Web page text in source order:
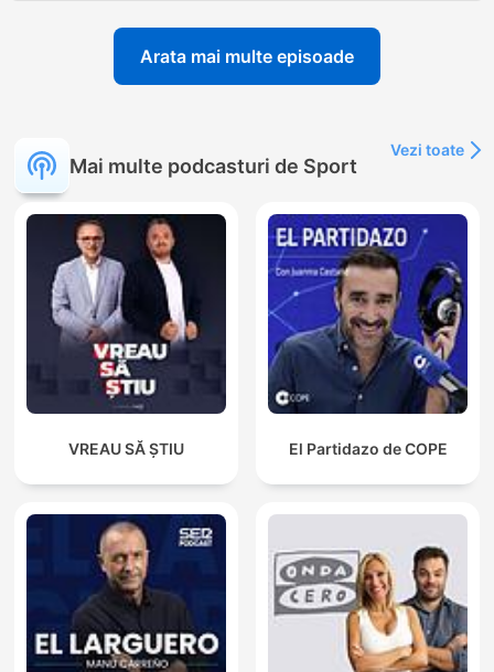
Arata mai multe episoade
Mai multe podcasturi de Sport
Vezi toate
VREAU SĂ ȘTIU El Partidazo de COPE